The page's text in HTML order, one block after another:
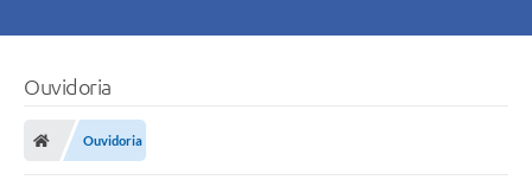
Ouvidoria
Ouvidoria